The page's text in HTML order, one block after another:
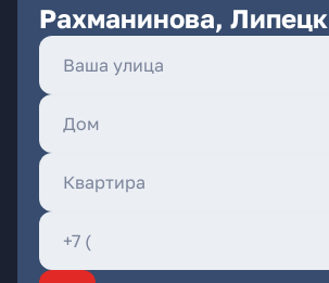
Рахманинова, Липецк